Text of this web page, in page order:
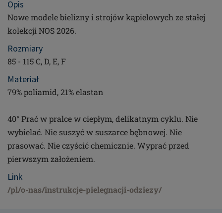
Opis
Nowe modele bielizny i strojów kąpielowych ze stałej
kolekcji NOS 2026.
Rozmiary
85 - 115 C, D, E, F
Materiał
79% poliamid, 21% elastan
40° Prać w pralce w ciepłym, delikatnym cyklu. Nie
wybielać. Nie suszyć w suszarce bębnowej. Nie
prasować. Nie czyścić chemicznie. Wyprać przed
pierwszym założeniem.
Link
/pl/o-nas/instrukcje-pielegnacji-odziezy/